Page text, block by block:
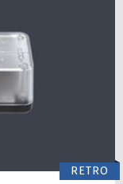
RETRO